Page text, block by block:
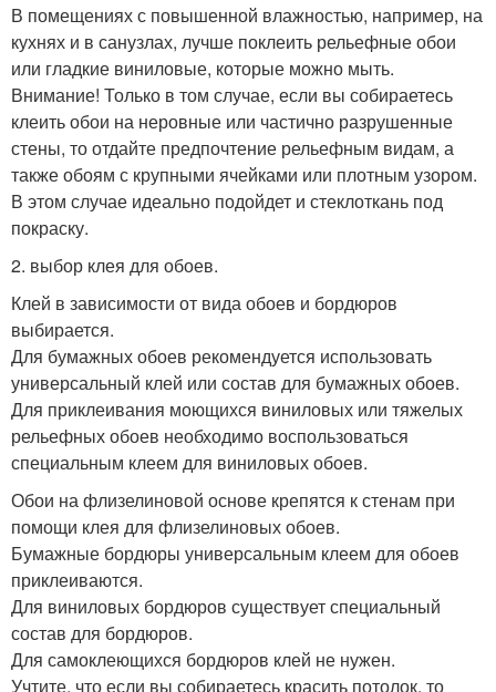
В помещениях с повышенной влажностью, например, на
кухнях и в санузлах, лучше поклеить рельефные обои
или гладкие виниловые, которые можно мыть.
Внимание! Только в том случае, если вы собираетесь
клеить обои на неровные или частично разрушенные
стены, то отдайте предпочтение рельефным видам, а
также обоям с крупными ячейками или плотным узором.
В этом случае идеально подойдет и стеклоткань под
покраску.
2. выбор клея для обоев.
Клей в зависимости от вида обоев и бордюров
выбирается.
Для бумажных обоев рекомендуется использовать
универсальный клей или состав для бумажных обоев.
Для приклеивания моющихся виниловых или тяжелых
рельефных обоев необходимо воспользоваться
специальным клеем для виниловых обоев.
Обои на флизелиновой основе крепятся к стенам при
помощи клея для флизелиновых обоев.
Бумажные бордюры универсальным клеем для обоев
приклеиваются.
Для виниловых бордюров существует специальный
состав для бордюров.
Для самоклеющихся бордюров клей не нужен.
Учтите, что если вы собираетесь красить потолок, то